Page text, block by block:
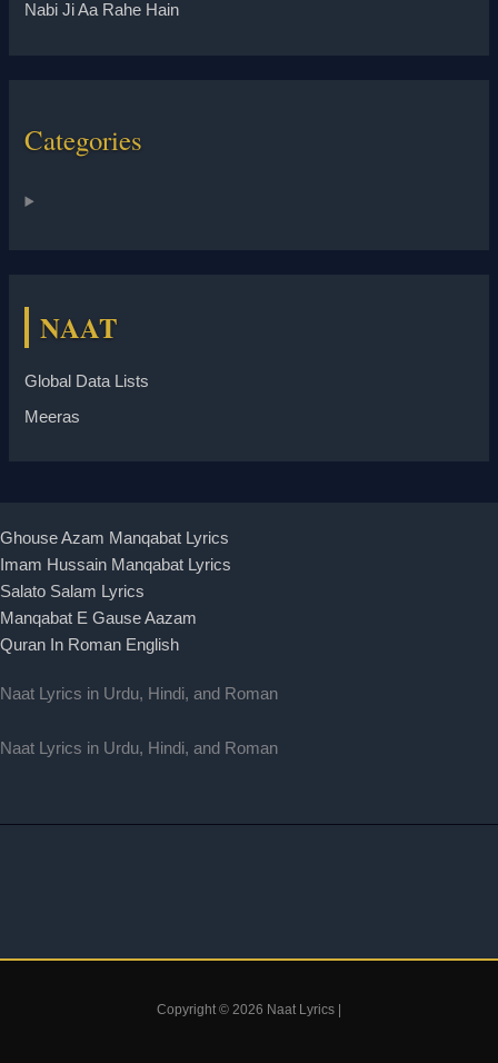
Nabi Ji Aa Rahe Hain
Categories
NAAT
Global Data Lists
Meeras
Ghouse Azam Manqabat Lyrics
Imam Hussain Manqabat Lyrics
Salato Salam Lyrics
Manqabat E Gause Aazam
Quran In Roman English
Naat Lyrics in Urdu, Hindi, and Roman
Naat Lyrics in Urdu, Hindi, and Roman
Copyright © 2026 Naat Lyrics |